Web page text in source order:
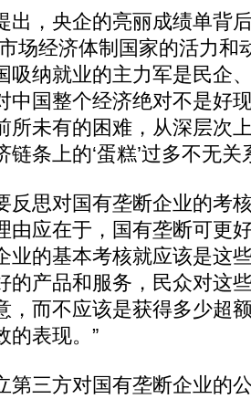
，央企的亮丽成绩单背
场经济体制国家的活力和
吸纳就业的主力军是民企
中国整个经济绝对不是好
所未有的困难，从深层次
条上的‘蛋糕’过多不无关
思对国有垄断企业的考核
由应在于，国有垄断可更
业的基本考核就应该是这
的产品和服务，民众对这
，而不应该是获得多少超
的表现。”
三方对国有垄断企业的